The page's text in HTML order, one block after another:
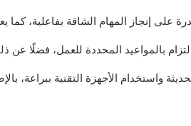
على إنجاز المهام الشاقة بفاعلية،
بالمواعيد المحددة للعمل، فضلًا عن
واستخدام الأجهزة التقنية ببراعة،